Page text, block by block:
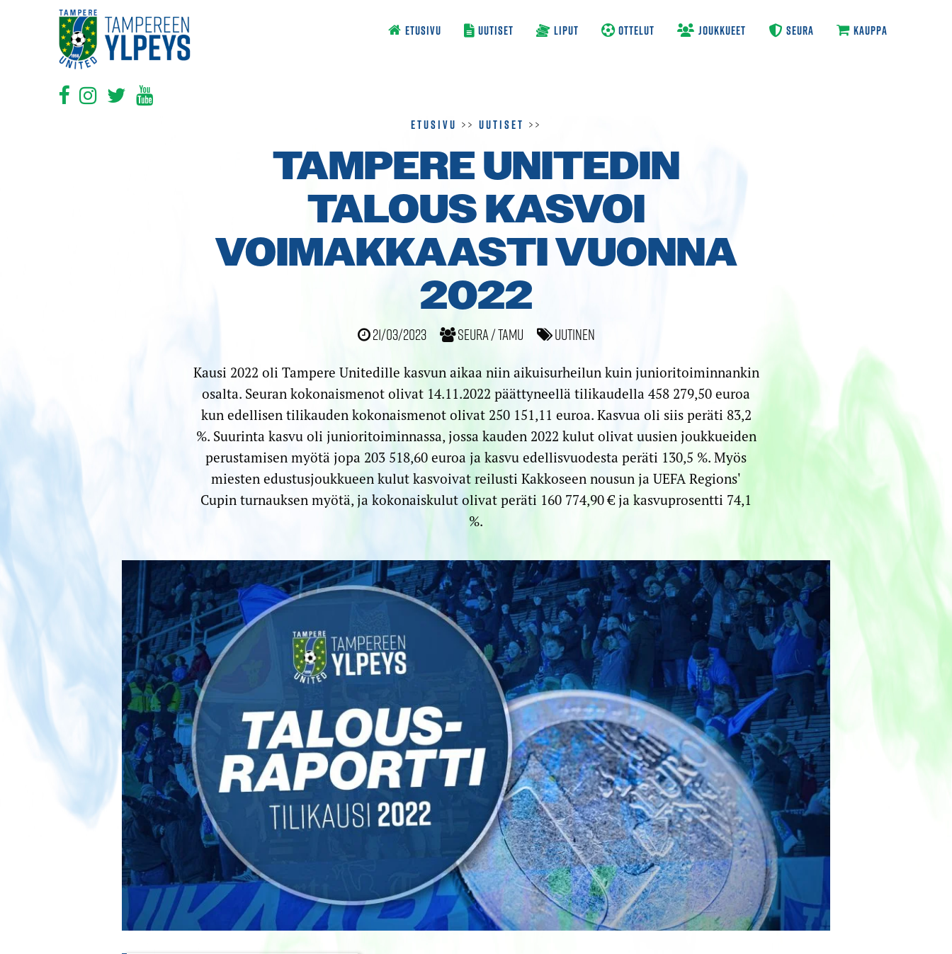
ETUSIVU UUTISET LIPUT OTTELUT JOUKKUEET SEURA KAUPPA
Etusivu >> Uutiset >>
TAMPERE UNITEDIN
TALOUS KASVOI
VOIMAKKAASTI VUONNA
2022
21/03/2023 Seura / TamU Uutinen
Kausi 2022 oli Tampere Unitedille kasvun aikaa niin aikuisurheilun kuin junioritoiminnankin
osalta. Seuran kokonaismenot olivat 14.11.2022 päättyneellä tilikaudella 458 279,50 euroa
kun edellisen tilikauden kokonaismenot olivat 250 151,11 euroa. Kasvua oli siis peräti 83,2
%. Suurinta kasvu oli junioritoiminnassa, jossa kauden 2022 kulut olivat uusien joukkueiden
perustamisen myötä jopa 203 518,60 euroa ja kasvu edellisvuodesta peräti 130,5 %. Myös
miesten edustusjoukkueen kulut kasvoivat reilusti Kakkoseen nousun ja UEFA Regions'
Cupin turnauksen myötä, ja kokonaiskulut olivat peräti 160 774,90 € ja kasvuprosentti 74,1
%.